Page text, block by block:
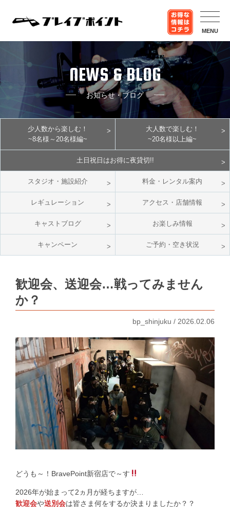
MENU
NEWS & BLOG
お知らせ・ブログ
少人数から楽しむ！
~8名様～20名様編~
大人数で楽しむ！
~20名様以上編~
土日祝日はお得に夜貸切!!
スタジオ・施設紹介 料金・レンタル案内
レギュレーション アクセス・店舗情報
キャストブログ お楽しみ情報
キャンペーン ご予約・空き状況
歓迎会、送迎会…戦ってみません
か？
bp_shinjuku / 2026.02.06
どうも～！BravePoint新宿店で～す
2026年が始まって2ヵ月が経ちますが…
歓迎会や送別会は皆さま何をするか決まりましたか？？